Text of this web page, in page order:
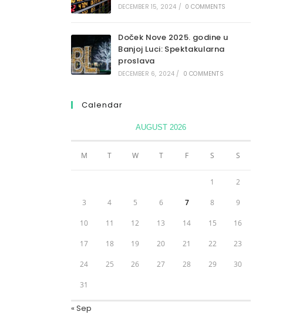
DECEMBER 15, 2024 / 0 COMMENTS
Doček Nove 2025. godine u
Banjoj Luci: Spektakularna
proslava
DECEMBER 6, 2024 / 0 COMMENTS
Calendar
AUGUST 2026
M T W T F S S
1 2
3 4 5 6 7 8 9
10 11 12 13 14 15 16
17 18 19 20 21 22 23
24 25 26 27 28 29 30
31
« Sep